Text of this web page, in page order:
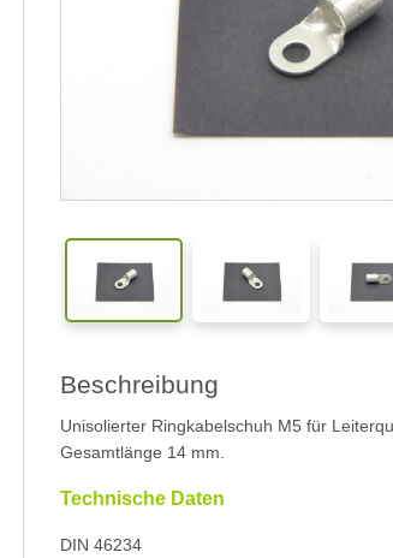
Beschreibung
Unisolierter Ringkabelschuh M5 für
Gesamtlänge 14 mm.
Technische Daten
DIN 46234